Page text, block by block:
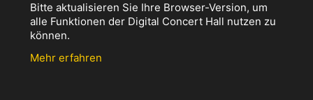
Bitte aktualisieren Sie Ihre Browser-Version, um
alle Funktionen der Digital Concert Hall nutzen zu
können.
Mehr erfahren